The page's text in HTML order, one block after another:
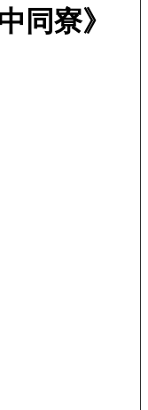
同寮》